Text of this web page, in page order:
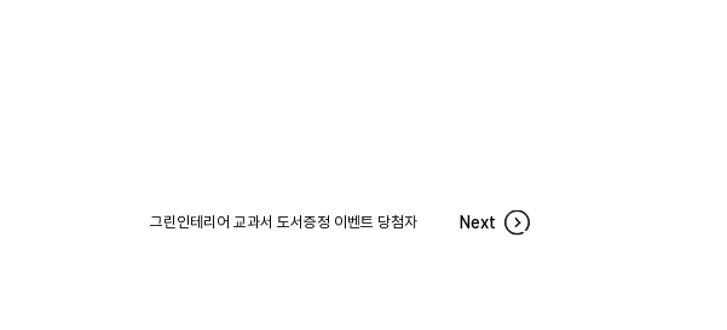
그린인테리어 교과서 도서증정 이벤트 당첨자 Next